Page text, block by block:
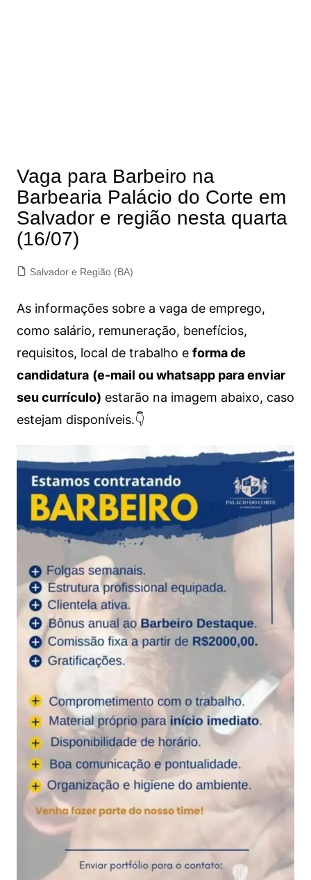
Vaga para Barbeiro na
Barbearia Palácio do Corte em
Salvador e região nesta quarta
(16/07)
Salvador e Região (BA)
As informações sobre a vaga de emprego,
como salário, remuneração, benefícios,
requisitos, local de trabalho e forma de
candidatura (e-mail ou whatsapp para enviar
seu currículo) estarão na imagem abaixo, caso
estejam disponíveis.👇